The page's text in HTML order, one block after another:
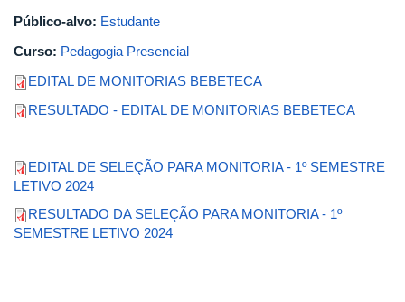
Público-alvo: Estudante
Curso: Pedagogia Presencial
EDITAL DE MONITORIAS BEBETECA
RESULTADO - EDITAL DE MONITORIAS BEBETECA
EDITAL DE SELEÇÃO PARA MONITORIA - 1º SEMESTRE
LETIVO 2024
RESULTADO DA SELEÇÃO PARA MONITORIA - 1º
SEMESTRE LETIVO 2024